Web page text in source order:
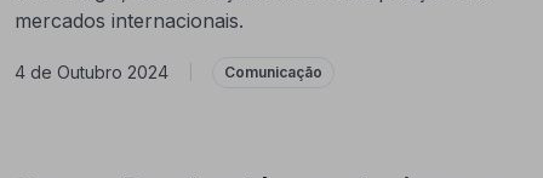
mercados internacionais.
4 de Outubro 2024 Comunicação